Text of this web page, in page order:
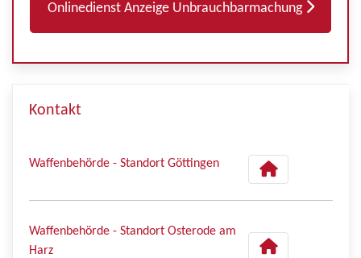
Onlinedienst Anzeige Unbrauchbarmachung
Kontakt
Waffenbehörde - Standort Göttingen
Waffenbehörde - Standort Osterode am
Harz